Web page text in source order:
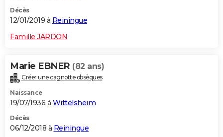
Décès
12/01/2019 à Reiningue
Famille JARDON
Marie EBNER (82 ans)
Créer une cagnotte obsèques
Naissance
19/07/1936 à Wittelsheim
Décès
06/12/2018 à Reiningue